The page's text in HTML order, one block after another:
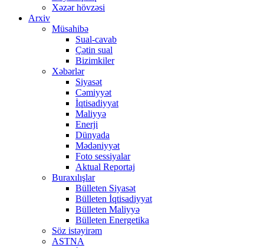
Xəzər hövzəsi
Arxiv
Müsahibə
Sual-cavab
Çətin sual
Bizimkiler
Xəbərlər
Siyasət
Cəmiyyət
İqtisadiyyat
Maliyyə
Enerji
Dünyada
Mədəniyyət
Foto sessiyalar
Aktual Reportaj
Buraxılışlar
Bülleten Siyasət
Bülleten İqtisadiyyat
Bülleten Maliyyə
Bülleten Energetika
Söz istəyirəm
ASTNA